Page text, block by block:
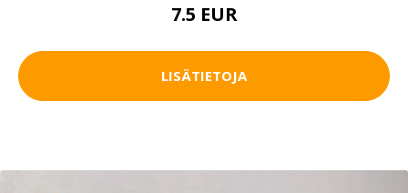
7.5 EUR
LISÄTIETOJA